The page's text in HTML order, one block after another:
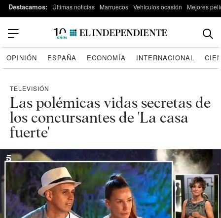
Destacamos: Últimas noticias Marruecos Vehículos ocasión Mejores
OPINIÓN ESPAÑA ECONOMÍA INTERNACIONAL
TELEVISIÓN
Las polémicas vidas secretas de
los concursantes de 'La casa
fuerte'